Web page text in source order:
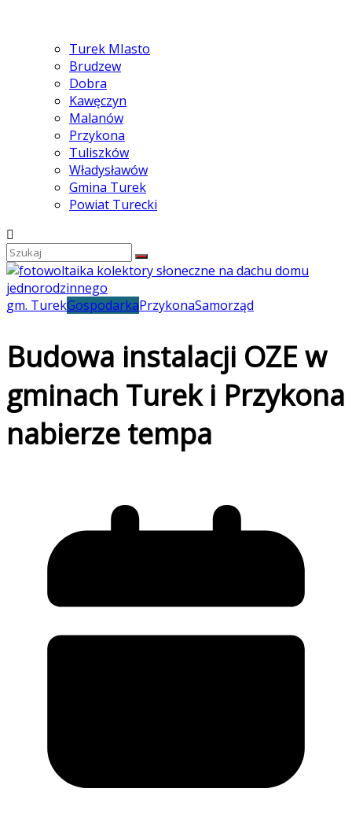
Turek MIasto
Brudzew
Dobra
Kawęczyn
Malanów
Przykona
Tuliszków
Władysławów
Gmina Turek
Powiat Turecki
gm. TurekGospodarkaPrzykonaSamorząd
Budowa instalacji OZE w
gminach Turek i Przykona
nabierze tempa